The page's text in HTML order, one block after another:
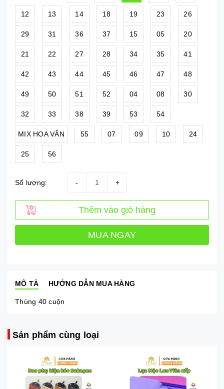
12 13 14 18 19 23 26
29 31 36 37 15 05 20
21 22 27 28 34 35 41
42 43 44 45 46 47 48
49 50 51 52 04 08 30
32 33 38 39 53 54
MIX HOA VĂN 55 07 09 10 24
25 56
Số lượng: +
-
Thêm vào giỏ hàng
MUA NGAY
MÔ TẢ HƯỚNG DẪN MUA HÀNG
Thùng 40 cuộn
Sản phẩm cùng loại